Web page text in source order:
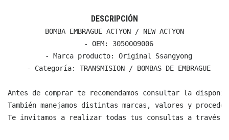
DESCRIPCIÓN
BOMBA EMBRAGUE ACTYON / NEW ACTYON
  - OEM: 3050009006
  - Marca producto: Original Ssangyong
  - Categoría: TRANSMISION / BOMBAS DE EMBRAGUE
Antes de comprar te recomendamos consultar la
También manejamos distintas marcas, valores y
Te invitamos a realizar todas tus consultas a través